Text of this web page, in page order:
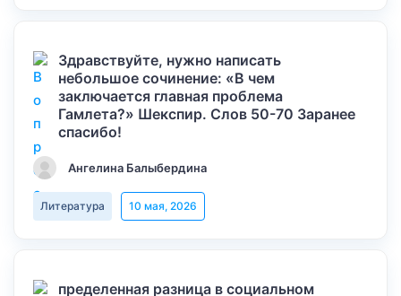
Здравствуйте, нужно написать
небольшое сочинение: «В чем
заключается главная проблема
Гамлета?» Шекспир. Слов 50-70 Заранее
спасибо!
Ангелина Балыбердина
Литература 10 мая, 2026
пределенная разница в социальном